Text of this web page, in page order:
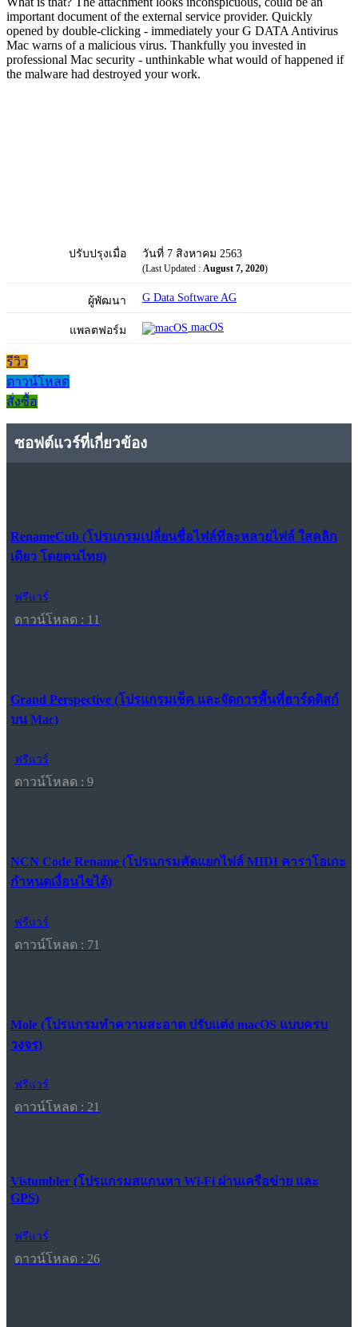
important document of the external service provider. Quickly
opened by double-clicking - immediately your G DATA Antivirus
Mac warns of a malicious virus. Thankfully you invested in
professional Mac security - unthinkable what would of happened if
the malware had destroyed your work.
ปรับปรุงเมื่อ วันที่ 7 สิงหาคม 2563
(Last Updated : August 7, 2020)
ผู้พัฒนา G Data Software AG
แพลตฟอร์ม macOS
รีวิว
ดาวน์โหลด
สั่งซื้อ
ซอฟต์แวร์ที่เกี่ยวข้อง
RenameCub (โปรแกรมเปลี่ยนชื่อไฟล์ทีละหลายไฟล์ ใสคลิก
เดียว โดยคนไทย)
ฟรีแวร์
ดาวน์โหลด : 11
Grand Perspective (โปรแกรมเช็ค และจัดการพื้นที่ฮาร์ดดิสก์
บน Mac)
ฟรีแวร์
ดาวน์โหลด : 9
NCN Code Rename (โปรแกรมคัดแยกไฟล์ MIDI คาราโอเกะ
กำหนดเงื่อนไขได้)
ฟรีแวร์
ดาวน์โหลด : 71
Mole (โปรแกรมทำความสะอาด ปรับแต่ง macOS แบบครบ
วงจร)
ฟรีแวร์
ดาวน์โหลด : 21
Vistumbler (โปรแกรมสแกนหา Wi-Fi ผ่านเครือข่าย และ
GPS)
ฟรีแวร์
ดาวน์โหลด : 26